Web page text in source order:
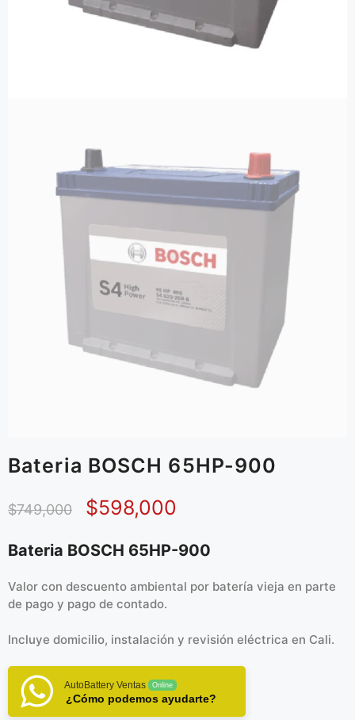
Bateria BOSCH 65HP-900
$749,000 $598,000
Bateria BOSCH 65HP-900
Valor con descuento ambiental por batería vieja en parte
de pago y pago de contado.
Incluye domicilio, instalación y revisión eléctrica en Cali.
AutoBattery Ventas Online
¿Cómo podemos ayudarte?